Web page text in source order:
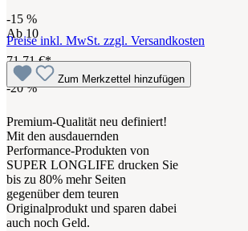
-15 %
Ab10
71,71 €*
-20%
Preise inkl. MwSt. zzgl. Versandkosten
Zum Merkzettel hinzufügen
Premium-Qualität neu definiert!
Mit den ausdauernden
Performance-Produkten von
SUPER LONGLIFE drucken Sie
bis zu 80% mehr Seiten
gegenüber dem teuren
Originalprodukt und sparen dabei
auch noch Geld.